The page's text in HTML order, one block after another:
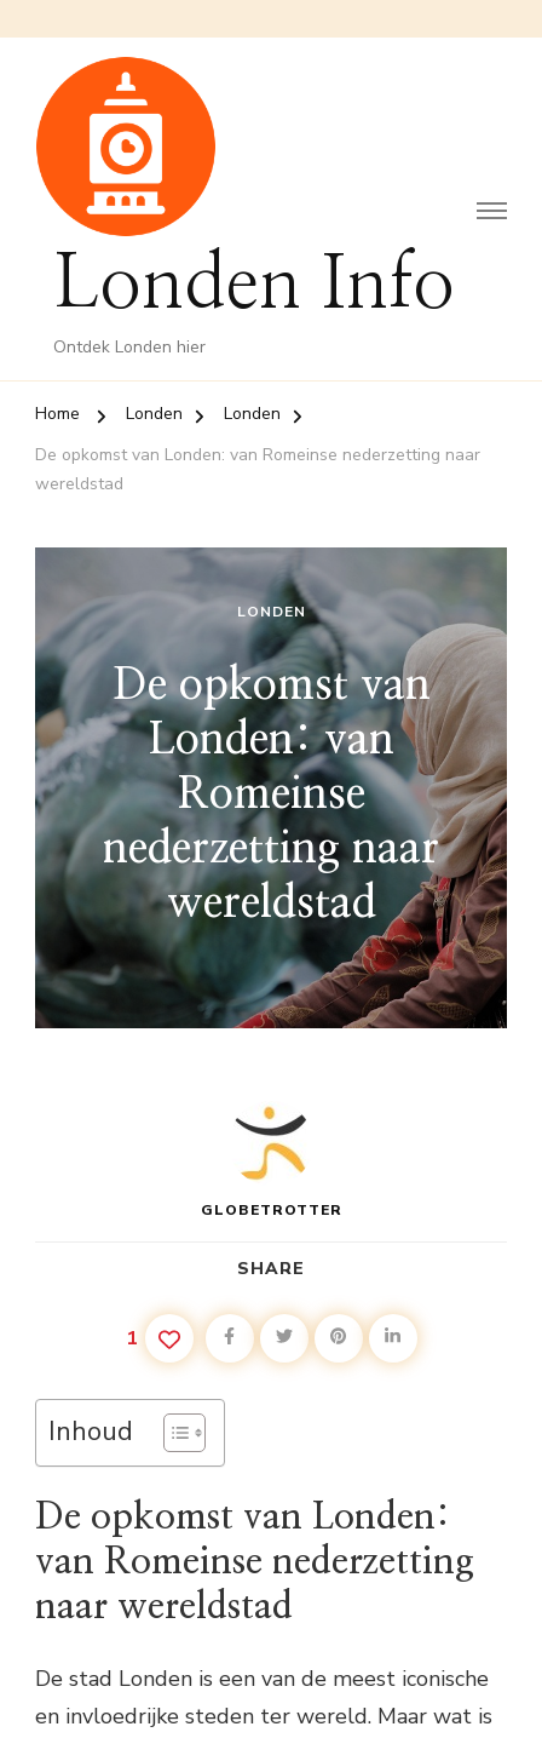
Londen Info
Ontdek Londen hier
Home Londen
Londen
De opkomst van Londen: van Romeinse nederzetting naar
wereldstad
LONDEN
De opkomst van
Londen: van
Romeinse
nederzetting naar
wereldstad
GLOBETROTTER
SHARE
1
Inhoud
De opkomst van Londen:
van Romeinse nederzetting
naar wereldstad
De stad Londen is een van de meest iconische
en invloedrijke steden ter wereld. Maar wat is